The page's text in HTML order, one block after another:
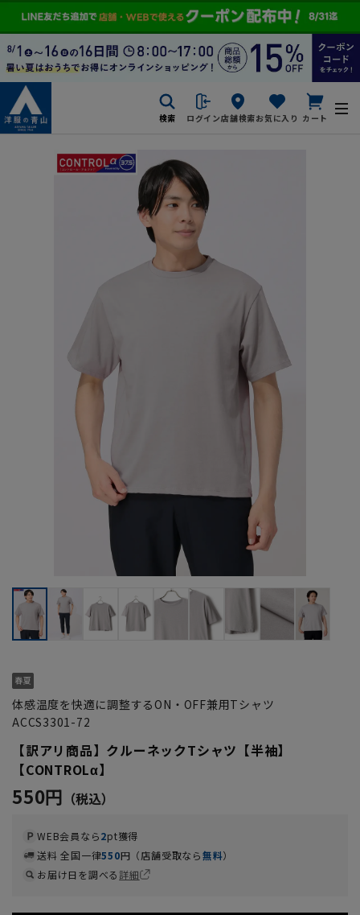
検索 ログイン店舗検索お気に入り カート
体感温度を快適に調整するON・OFF兼用Tシャツ
ACCS3301-72
【訳アリ商品】クルーネックTシャツ【半袖】
【CONTROLα】
550円
WEB会員なら2pt獲得
送料 全国一律550円（店舗受取なら無料）
お届け日を調べる詳細